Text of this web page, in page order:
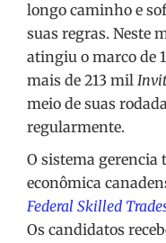
longo caminho e
suas regras. Neste
atingiu o marco de
mais de 213 mil
meio de suas
regularmente.
O sistema gerencia
econômica
Federal Skilled
Os candidatos